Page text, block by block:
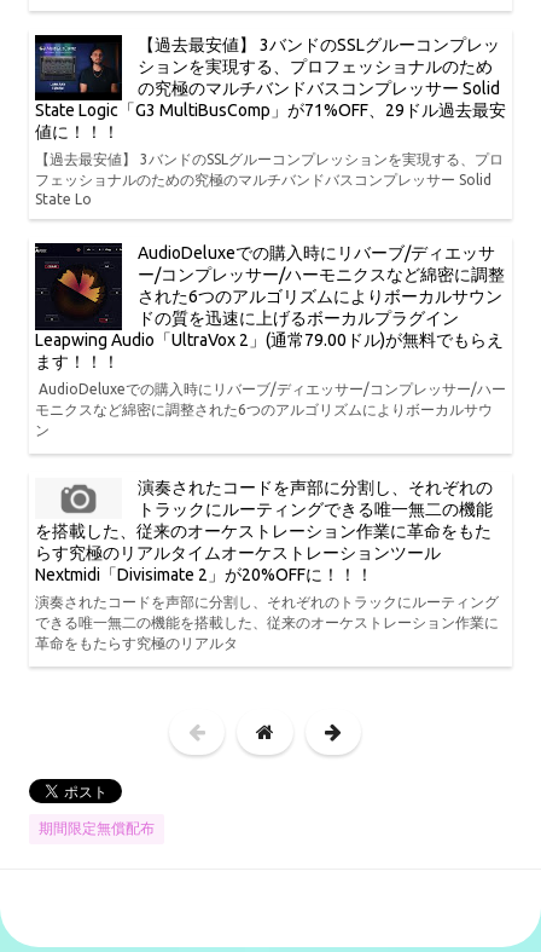
【過去最安値】 3バンドのSSLグルーコンプレッ
ションを実現する、プロフェッショナルのため
の究極のマルチバンドバスコンプレッサー Solid
State Logic「G3 MultiBusComp」が71%OFF、29ドル過去最安
値に！！！
【過去最安値】 3バンドのSSLグルーコンプレッションを実現する、プロ
フェッショナルのための究極のマルチバンドバスコンプレッサー Solid
State Lo
AudioDeluxeでの購入時にリバーブ/ディエッサ
ー/コンプレッサー/ハーモニクスなど綿密に調整
された6つのアルゴリズムによりボーカルサウン
ドの質を迅速に上げるボーカルプラグイン
Leapwing Audio「UltraVox 2」(通常79.00ドル)が無料でもらえ
ます！！！
AudioDeluxeでの購入時にリバーブ/ディエッサー/コンプレッサー/ハー
モニクスなど綿密に調整された6つのアルゴリズムによりボーカルサウ
ン
演奏されたコードを声部に分割し、それぞれの
トラックにルーティングできる唯一無二の機能
を搭載した、従来のオーケストレーション作業に革命をもた
らす究極のリアルタイムオーケストレーションツール
Nextmidi「Divisimate 2」が20%OFFに！！！
演奏されたコードを声部に分割し、それぞれのトラックにルーティング
できる唯一無二の機能を搭載した、従来のオーケストレーション作業に
革命をもたらす究極のリアルタ
期間限定無償配布